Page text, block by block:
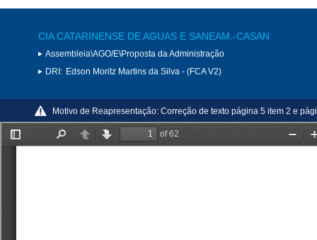
CIA CATARINENSE DE AGUAS E SANEAM.-CASAN
Assembleia\AGO/E\Proposta da Administração
DRI: Edson Moritz Martins da Silva - (FCA V2)
Motivo de Reapresentação: Correção de texto página 5 item 2 e